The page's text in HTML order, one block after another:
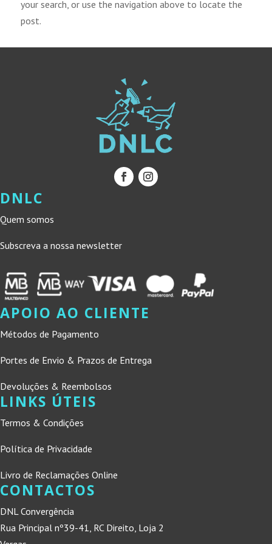
your search, or use the navigation above to locate the
post.
DNLC
Quem somos
Subscreva a nossa newsletter
APOIO AO CLIENTE
Métodos de Pagamento
Portes de Envio & Prazos de Entrega
Devoluções & Reembolsos
LINKS ÚTEIS
Termos & Condições
Política de Privacidade
Livro de Reclamações Online
CONTACTOS
DNL Convergência
Rua Principal nº39-41, RC Direito, Loja 2